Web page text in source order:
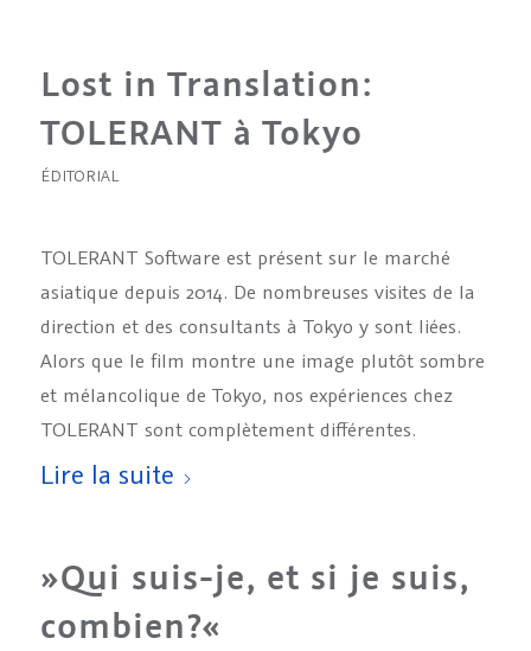
Lost in Translation:
TOLERANT à Tokyo
ÉDITORIAL
TOLERANT Software est présent sur le marché
asiatique depuis 2014. De nombreuses visites de la
direction et des consultants à Tokyo y sont liées.
Alors que le film montre une image plutôt sombre
et mélancolique de Tokyo, nos expériences chez
TOLERANT sont complètement différentes.
Lire la suite
»Qui suis-je, et si je suis,
combien?«